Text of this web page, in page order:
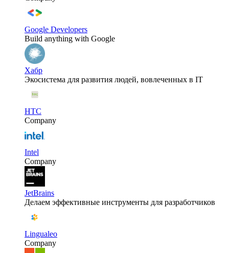
Google Developers
Build anything with Google
Хабр
Экосистема для развития людей, вовлеченных в IT
HTC
Company
Intel
Company
JetBrains
Делаем эффективные инструменты для разработчиков
Lingualeo
Company